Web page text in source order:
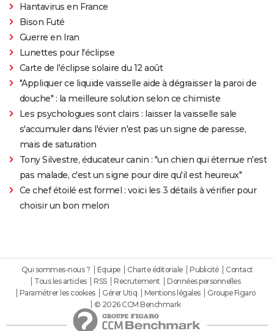
Hantavirus en France
Bison Futé
Guerre en Iran
Lunettes pour l'éclipse
Carte de l'éclipse solaire du 12 août
"Appliquer ce liquide vaisselle aide à dégraisser la paroi de
douche" : la meilleure solution selon ce chimiste
Les psychologues sont clairs : laisser la vaisselle sale
s'accumuler dans l'évier n'est pas un signe de paresse,
mais de saturation
Tony Silvestre, éducateur canin : "un chien qui éternue n'est
pas malade, c'est un signe pour dire qu'il est heureux"
Ce chef étoilé est formel : voici les 3 détails à vérifier pour
choisir un bon melon
Qui sommes-nous ? Equipe Charte éditoriale Publicité
Contact
Tous les articles
RSS Recrutement
Données personnelles
Paramétrer les cookies
Gérer Utiq Mentions légales
Groupe Figaro
© 2026 CCM Benchmark